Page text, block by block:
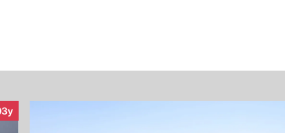
Artikel veröffentlicht:
3y